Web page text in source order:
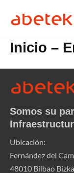
Inicio –
Somos su
Ubicación:
Fernández del
48010 Bilbao